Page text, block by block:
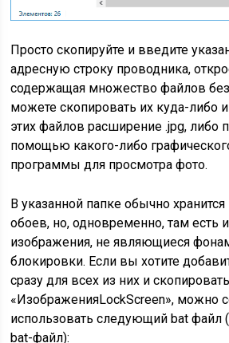
Просто скопируйте и введите
адресную строку проводника,
содержащая множество файлов
можете скопировать их куда-либо
этих файлов расширение .jpg, либо
помощью какого-либо
программы для просмотра фото.
В указанной папке обычно
обоев, но, одновременно, там есть
изображения, не являющиеся
блокировки. Если вы хотите
сразу для всех из них и
«ИзображенияLockScreen», можно
использовать следующий bat файл
bat-файл):